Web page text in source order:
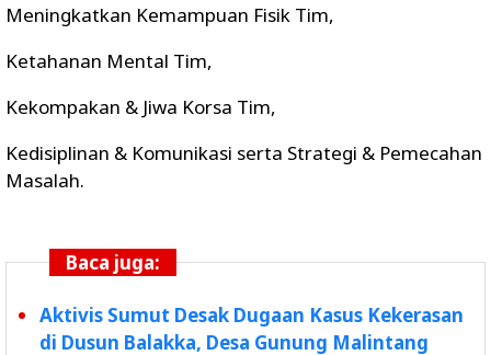
Meningkatkan Kemampuan Fisik Tim,
Ketahanan Mental Tim,
Kekompakan & Jiwa Korsa Tim,
Kedisiplinan & Komunikasi serta Strategi & Pemecahan
Masalah.
Baca juga:
Aktivis Sumut Desak Dugaan Kasus Kekerasan
di Dusun Balakka, Desa Gunung Malintang